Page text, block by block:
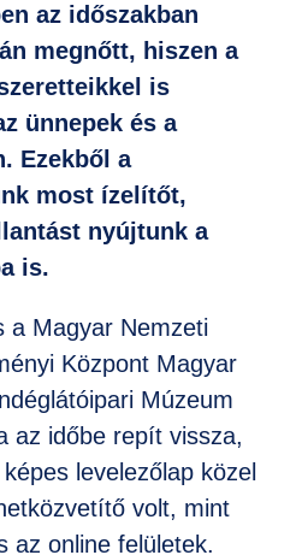
az időszakban
megnőtt, hiszen a
is
ünnepek és a
Ezekből a
most ízelítőt,
nyújtunk a
is.
a Magyar Nemzeti
Központ Magyar
Múzeum
az időbe repít vissza,
levelezőlap közel
volt, mint
az online felületek.